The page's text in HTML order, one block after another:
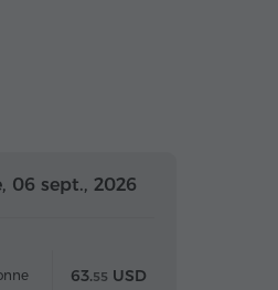
Toute la journée
06 sept., 2026
63.55 USD